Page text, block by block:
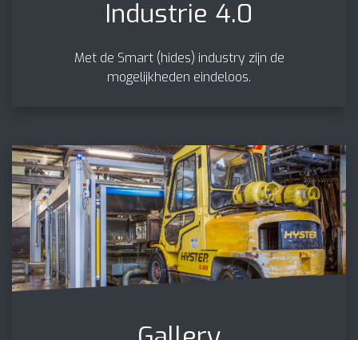
Industrie 4.0
Met de Smart (hides) industry zijn de
mogelijkheden eindeloos.